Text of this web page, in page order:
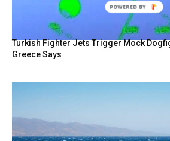
Turkish Fighter Jets Trigger Mock
Greece Says
POWERED
BY